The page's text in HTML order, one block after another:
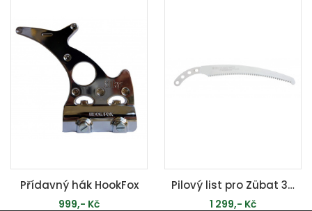
Přídavný hák HookFox
999,- Kč
Pilový list pro Zübat 330-7.5
1 299,- Kč